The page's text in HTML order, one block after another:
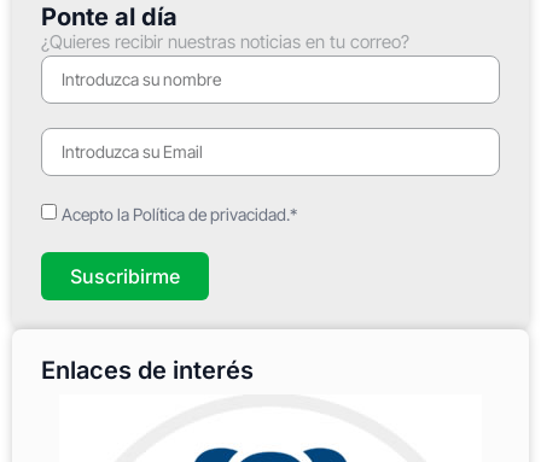
Ponte al día
¿Quieres recibir nuestras noticias en tu correo?
Acepto la Política de privacidad.*
Suscribirme
Enlaces de interés